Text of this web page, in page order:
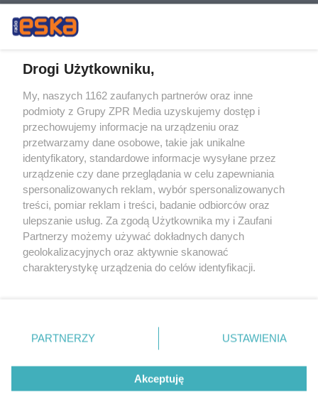
Żaden utwór zamieszczony w serwisie nie może być powielany i
rozpowszechniany lub dalej rozpowszechniany w jakikolwiek sposób (w
tym także elektroniczny lub mechaniczny) na jakimkolwiek polu
eksploatacji w jakiejkolwiek formie, włącznie z umieszczaniem w
Internecie bez pisemnej zgody właściciela praw. Jakiekolwiek użycie lub
wykorzystanie utworów w całości lub w części z naruszeniem prawa,
tzn. bez właściwej zgody, jest zabronione pod groźbą kary i może być
ścigane prawnie.
© 2026 Grupa ZPR Media
Drogi Użytkowniku,
My, naszych 1162 zaufanych partnerów oraz inne
podmioty z Grupy ZPR Media uzyskujemy dostęp i
przechowujemy informacje na urządzeniu oraz
przetwarzamy dane osobowe, takie jak unikalne
identyfikatory, standardowe informacje wysyłane przez
urządzenie czy dane przeglądania w celu zapewniania
spersonalizowanych reklam, wybór spersonalizowanych
treści, pomiar reklam i treści, badanie odbiorców oraz
ulepszanie usług. Za zgodą Użytkownika my i Zaufani
Partnerzy możemy używać dokładnych danych
geolokalizacyjnych oraz aktywnie skanować
charakterystykę urządzenia do celów identyfikacji.
zmienić/wycofać klikając przycisk ustawień prywatności
znajdujący się w lewym dolnym rogu strony
rodzaje przetwarzania danych nie wymagają zgody
użytkownika, ale masz prawo sprzeciwić się takiemu
przetwarzaniu. Preferencje będą miały zastosowanie tylko
PARTNERZY USTAWIENIA
Akceptuję